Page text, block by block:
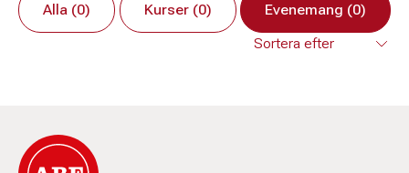
Alla (0) Kurser (0) Evenemang (0)